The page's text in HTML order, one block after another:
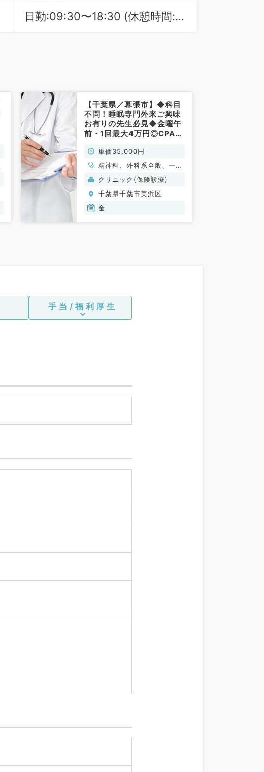
日勤:09:30〜18:30 (休憩時間:
【千葉県／幕張市】◆科目
不問！睡眠専門外来ご興味
お有りの先生必見◆金曜午
前・1回最大4万円◎CPAP
（科目不問・精神科／非常
勤）
単価35,000円
精神科、外科系全般、一般
外科
クリニック(保険診療)
千葉県千葉市美浜区
金
手当/福利厚生